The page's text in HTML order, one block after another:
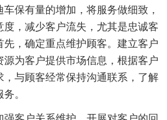
保有量的增加，将服务做细致，
，减少客户流失，尤其是忠诚客
先，确定重点维护顾客。建立客户
为客户提供市场信息，根据客户
，与顾客经常保持沟通联系，了解
。